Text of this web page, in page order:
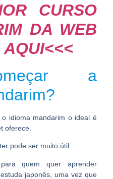
CURSO
DA WEB
a
idioma mandarim o ideal é
oferece.
pode ser muito útil.
quem quer aprender
japonês, uma vez que